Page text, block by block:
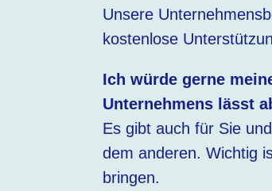
Unsere
kostenlose
Ich würde gerne
Unternehmens lässt
Es gibt auch für Sie
dem anderen. Wichtig
bringen.